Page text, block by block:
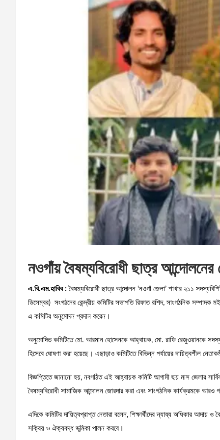
নওগাঁয় বৈষম্যবিরোধী ছাত্র
এ.বি.এম.হাবিব :বৈষম্যবিরোধী ছাত্র আন্দোলন ‘নওগাঁ জেলা’ শাখার ২১১
ডিসেম্বর) সংগঠনের কেন্দ্রীয় কমিটির সভাপতি রিফাত রশিদ, সাংগঠনিক
এ কমিটির অনুমোদন প্রদান করেন।
অনুমোদিত কমিটিতে মো. আরমান হোসেনকে আহ্বায়ক, মো. রাফি রেজুওয়ানকে
হিসেবে ঘোষণা করা হয়েছে। এছাড়াও কমিটিতে বিভিন্ন পর্যায়ের দায়িত্বশীল
বিজ্ঞপ্তিতে জানানো হয়, নবগঠিত এই আহ্বায়ক কমিটি আগামী ছয় মাস জেলার
বৈষম্যবিরোধী সামাজিক আন্দোলন জোরদার করা এবং সাংগঠনিক কার্যক্রমকে আরও
এদিকে কমিটির দায়িত্বপ্রাপ্ত নেতারা বলেন, শিক্ষার্থীদের ন্যায্য অধিকার
সক্রিয় ও ঐক্যবদ্ধ ভূমিকা পালন করবে।